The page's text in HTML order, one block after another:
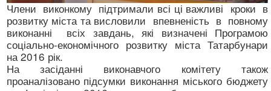
Члени виконкому підтримали всі ці важливі кроки в
розвитку міста та висловили впевненість в повному
виконанні всіх завдань, які визначені Програмою
соціально-економічного розвитку міста Татарбунари
на 2016 рік.
На засіданні виконавчого комітету також
проаналізовано підсумки виконання міського бюджету